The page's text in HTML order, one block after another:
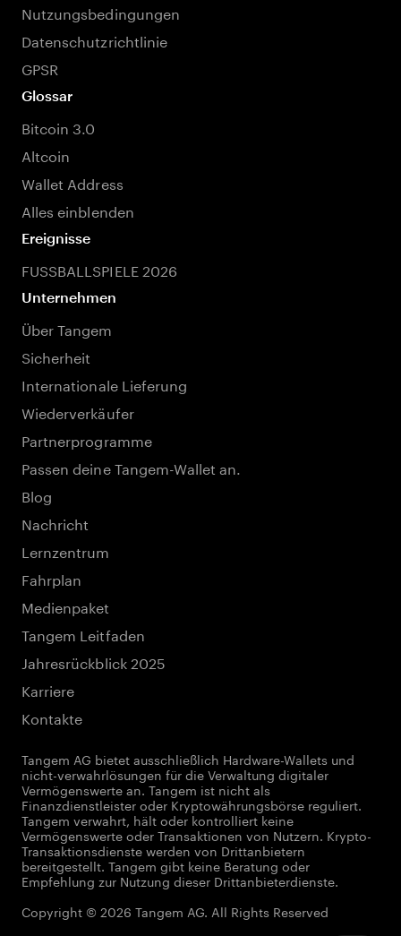
Nutzungsbedingungen
Datenschutzrichtlinie
GPSR
Glossar
Bitcoin 3.0
Altcoin
Wallet Address
Alles einblenden
Ereignisse
FUSSBALLSPIELE 2026
Unternehmen
Über Tangem
Sicherheit
Internationale Lieferung
Wiederverkäufer
Partnerprogramme
Passen deine Tangem-Wallet an.
Blog
Nachricht
Lernzentrum
Fahrplan
Medienpaket
Tangem Leitfaden
Jahresrückblick 2025
Karriere
Kontakte
Tangem AG bietet ausschließlich Hardware-Wallets und
nicht-verwahrlösungen für die Verwaltung digitaler
Vermögenswerte an. Tangem ist nicht als
Finanzdienstleister oder Kryptowährungsbörse reguliert.
Tangem verwahrt, hält oder kontrolliert keine
Vermögenswerte oder Transaktionen von Nutzern. Krypto-
Transaktionsdienste werden von Drittanbietern
bereitgestellt. Tangem gibt keine Beratung oder
Empfehlung zur Nutzung dieser Drittanbieterdienste.